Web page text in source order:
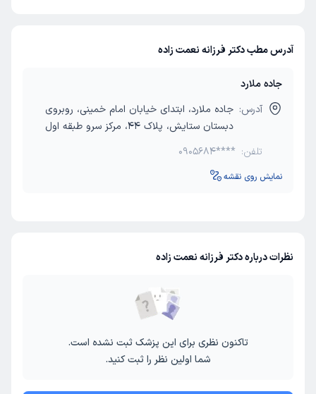
آدرس مطب دکتر فرزانه نعمت زاده
جاده ملارد
آدرس: جاده ملارد، ابتدای خیابان امام خمینی، روبروی
دبستان ستایش، پلاک 44، مرکز سرو طبقه اول
تلفن: 0905684****
نمایش روی نقشه
نظرات درباره دکتر فرزانه نعمت زاده
تاکنون نظری برای این پزشک ثبت نشده است.
شما اولین نظر را ثبت کنید.